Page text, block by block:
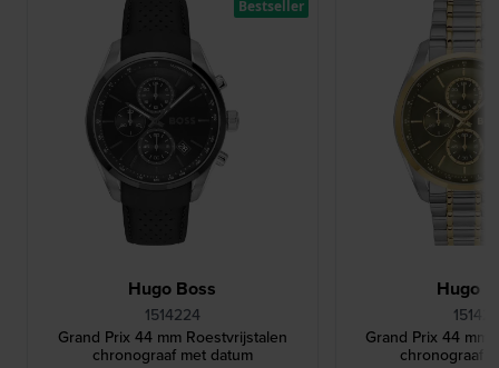
Hugo Boss
1514224
Grand Prix 44 mm Roestvrijstalen
chronograaf met datum
Bestseller
Hugo
Grand Prix 44 mm
chronograaf